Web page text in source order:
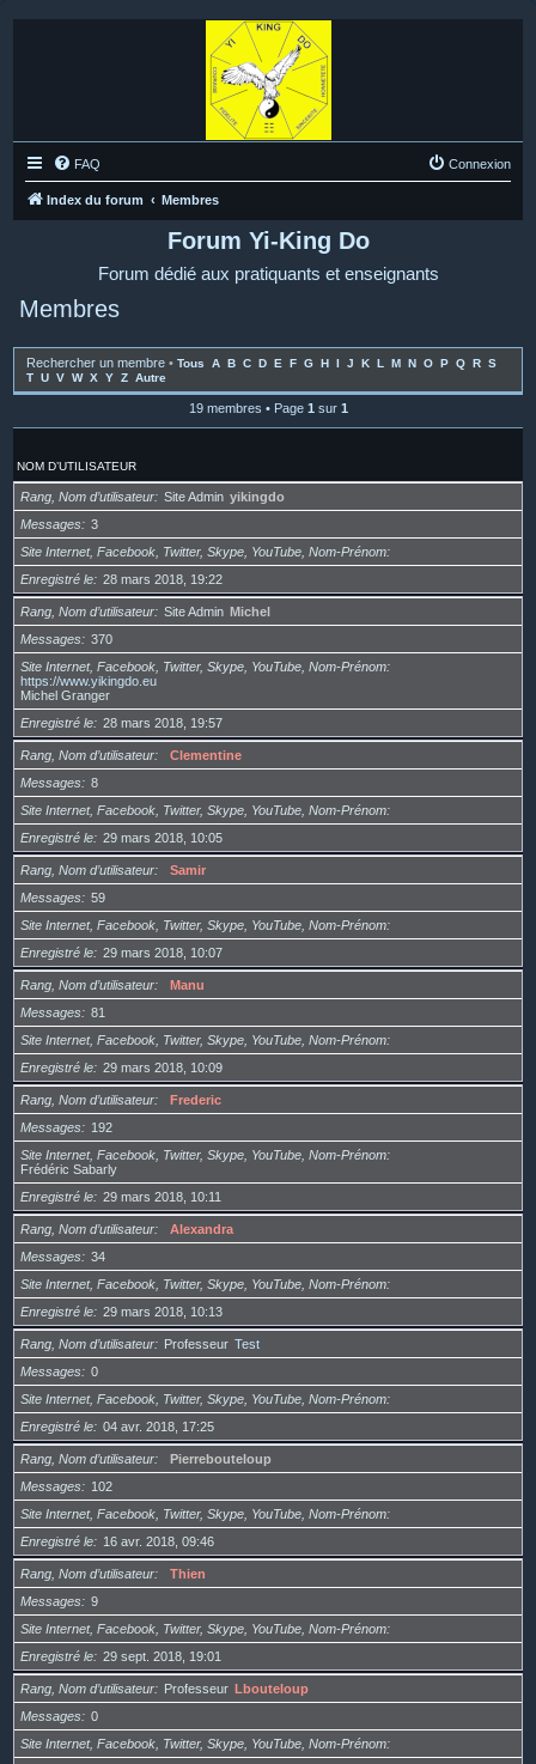
FAQ Connexion
Index du forum Membres
Forum Yi-King Do
Forum dédié aux pratiquants et enseignants
Membres
Rechercher un membre • Tous A B C D E F G H I J K L M N O P Q R S
T U V W X Y Z Autre
19 membres • Page 1 sur 1
NOM D’UTILISATEUR
Rang, Nom d’utilisateur Site Admin yikingdo
Messages
3
Site Internet, Facebook, Twitter, Skype, YouTube, Nom-Prénom
Enregistré le
28 mars 2018, 19:22
Rang, Nom d’utilisateur Site Admin Michel
Messages
370
Site Internet, Facebook, Twitter, Skype, YouTube, Nom-Prénom
https://www.yikingdo.eu
Michel Granger
Enregistré le
28 mars 2018, 19:57
Rang, Nom d’utilisateur
Clementine
Messages
8
Site Internet, Facebook, Twitter, Skype, YouTube, Nom-Prénom
Enregistré le
29 mars 2018, 10:05
Rang, Nom d’utilisateur
Samir
Messages
59
Site Internet, Facebook, Twitter, Skype, YouTube, Nom-Prénom
Enregistré le
29 mars 2018, 10:07
Rang, Nom d’utilisateur
Manu
Messages
81
Site Internet, Facebook, Twitter, Skype, YouTube, Nom-Prénom
Enregistré le
29 mars 2018, 10:09
Rang, Nom d’utilisateur
Frederic
Messages
192
Site Internet, Facebook, Twitter, Skype, YouTube, Nom-Prénom
Frédéric Sabarly
Enregistré le
29 mars 2018, 10:11
Rang, Nom d’utilisateur
Alexandra
Messages
34
Site Internet, Facebook, Twitter, Skype, YouTube, Nom-Prénom
Enregistré le
29 mars 2018, 10:13
Rang, Nom d’utilisateur Professeur Test
Messages
0
Site Internet, Facebook, Twitter, Skype, YouTube, Nom-Prénom
Enregistré le
04 avr. 2018, 17:25
Rang, Nom d’utilisateur
Pierrebouteloup
Messages
102
Site Internet, Facebook, Twitter, Skype, YouTube, Nom-Prénom
Enregistré le
16 avr. 2018, 09:46
Rang, Nom d’utilisateur
Thien
Messages
9
Site Internet, Facebook, Twitter, Skype, YouTube, Nom-Prénom
Enregistré le
29 sept. 2018, 19:01
Rang, Nom d’utilisateur Professeur Lbouteloup
Messages
0
Site Internet, Facebook, Twitter, Skype, YouTube, Nom-Prénom